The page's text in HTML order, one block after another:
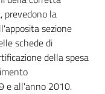
prevedono la
sezione
schede di
della spesa
e all'anno 2010.